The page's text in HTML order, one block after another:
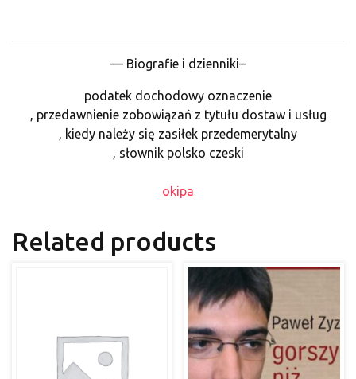
— Biografie i dzienniki–
podatek dochodowy oznaczenie
, przedawnienie zobowiązań z tytułu dostaw i usług
, kiedy należy się zasiłek przedemerytalny
, słownik polsko czeski
okipa
Related products